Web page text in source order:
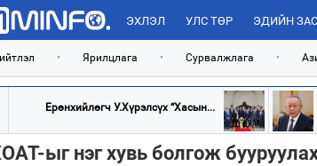
ЭХЛЭЛ УЛС ТӨР ЭДИЙН
• Ярилцлага • Сурвалжлага •
Ерөнхийлөгч У.Хүрэлсүх “Хасын...
ыг нэг хувь болгож